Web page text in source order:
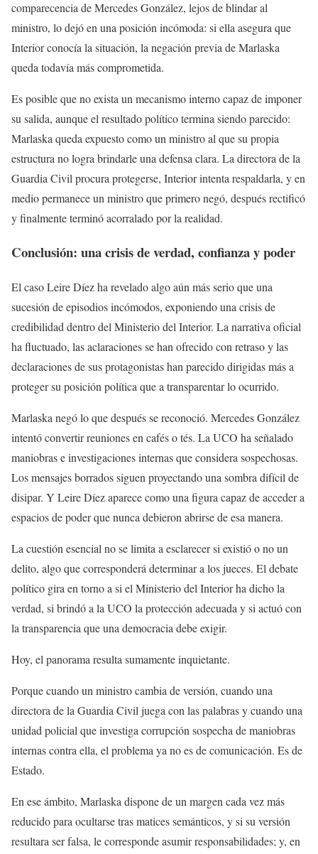
comparecencia de Mercedes González, lejos de blindar al
ministro, lo dejó en una posición incómoda: si ella asegura que
Interior conocía la situación, la negación previa de Marlaska
queda todavía más comprometida.
Es posible que no exista un mecanismo interno capaz de imponer
su salida, aunque el resultado político termina siendo parecido:
Marlaska queda expuesto como un ministro al que su propia
estructura no logra brindarle una defensa clara. La directora de la
Guardia Civil procura protegerse, Interior intenta respaldarla, y en
medio permanece un ministro que primero negó, después rectificó
y finalmente terminó acorralado por la realidad.
Conclusión: una crisis de verdad, confianza y poder
El caso Leire Díez ha revelado algo aún más serio que una
sucesión de episodios incómodos, exponiendo una crisis de
credibilidad dentro del Ministerio del Interior. La narrativa oficial
ha fluctuado, las aclaraciones se han ofrecido con retraso y las
declaraciones de sus protagonistas han parecido dirigidas más a
proteger su posición política que a transparentar lo ocurrido.
Marlaska negó lo que después se reconoció. Mercedes González
intentó convertir reuniones en cafés o tés. La UCO ha señalado
maniobras e investigaciones internas que considera sospechosas.
Los mensajes borrados siguen proyectando una sombra difícil de
disipar. Y Leire Díez aparece como una figura capaz de acceder a
espacios de poder que nunca debieron abrirse de esa manera.
La cuestión esencial no se limita a esclarecer si existió o no un
delito, algo que corresponderá determinar a los jueces. El debate
político gira en torno a si el Ministerio del Interior ha dicho la
verdad, si brindó a la UCO la protección adecuada y si actuó con
la transparencia que una democracia debe exigir.
Hoy, el panorama resulta sumamente inquietante.
Porque cuando un ministro cambia de versión, cuando una
directora de la Guardia Civil juega con las palabras y cuando una
unidad policial que investiga corrupción sospecha de maniobras
internas contra ella, el problema ya no es de comunicación. Es de
Estado.
En ese ámbito, Marlaska dispone de un margen cada vez más
reducido para ocultarse tras matices semánticos, y si su versión
resultara ser falsa, le corresponde asumir responsabilidades; y, en